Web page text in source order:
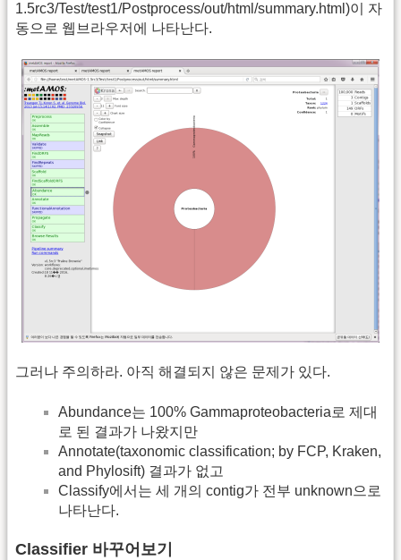
1.5rc3/Test/test1/Postprocess/out/html/summary.html)이 자
동으로 웹브라우저에 나타난다.
그러나 주의하라. 아직 해결되지 않은 문제가 있다.
Abundance는 100% Gammaproteobacteria로 제대
로 된 결과가 나왔지만
Annotate(taxonomic classification; by FCP, Kraken,
and Phylosift) 결과가 없고
Classify에서는 세 개의 contig가 전부 unknown으로
나타난다.
Classifier 바꾸어보기